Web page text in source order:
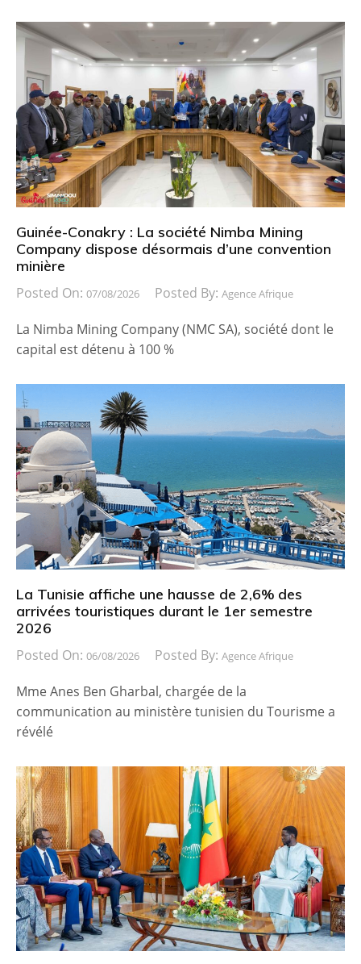
Guinée-Conakry : La société Nimba Mining
Company dispose désormais d’une convention
minière
Posted On: 07/08/2026 Posted By: Agence Afrique
La Nimba Mining Company (NMC SA), société dont le
capital est détenu à 100 %
La Tunisie affiche une hausse de 2,6% des
arrivées touristiques durant le 1er semestre
2026
Posted On: 06/08/2026 Posted By: Agence Afrique
Mme Anes Ben Gharbal, chargée de la
communication au ministère tunisien du Tourisme a
révélé